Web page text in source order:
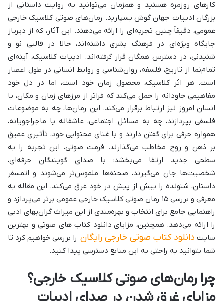
کارهای روزمره هستید و همزمان می‌توانید به روایت داستانی از
بزرگان ادبیات جهان گوش بسپارید. رمان‌های صوتی کلاسیک خارجی
عمومی، دقیقاً چنین تجربه‌ای را ارائه می‌دهند. این آثار، که از دیرباز
جایگاه ویژه‌ای در فرهنگ بشری داشته‌اند، حالا در قالبی نو و
شنیدنی، در دسترس همگان قرار گرفته‌اند. ادبیات کلاسیک، آینه‌ای
تمام‌نما از تاریخ، فلسفه، روان‌شناسی و روابط انسانی در طول اعصار
است. هر اثر کلاسیک، محصول زمان خود است، اما در دل خود
مفاهیمی جاودانه را حمل می‌کند که فراتر از مرزهای زمان و مکان، با
انسان امروز نیز ارتباط برقرار می‌کند. این رمان‌ها، چه به موضوعات
فلسفی بپردازند، چه به مسائل اجتماعی، عاشقانه یا ماجراجویانه،
همواره حرفی برای گفتن دارند و با غنای محتوایی خود، تأثیری عمیق
بر ذهن و روح مخاطب می‌گذارند. فرمت صوتی، این تجربه را به
سطحی جدید ارتقا می‌بخشد؛ با صدای گویندگان حرفه‌ای،
شخصیت‌ها جان می‌گیرند، صحنه‌ها ملموس‌تر می‌شوند و اتمسفر
داستان، شنونده را بیش از پیش در خود غرق می‌کند. این مقاله به
معرفی و بررسی ۱۵ رمان صوتی کلاسیک خارجی عمومی برتر می‌پردازد و
راهنمایی جامع برای انتخاب و بهره‌مندی از این میراث گران‌بهای ادبی
را ارائه می‌دهد. همچنین، مزایای دانلود کتاب های صوتی و بهترین
سایت دانلود کتاب صوتی خارجی رایگان را بررسی خواهیم کرد تا
شما بتوانید به راحتی به این منابع دسترسی پیدا کنید.
چرا رمان‌های صوتی کلاسیک خارجی؟
مزایای غرق شدن در صدای ادبیات